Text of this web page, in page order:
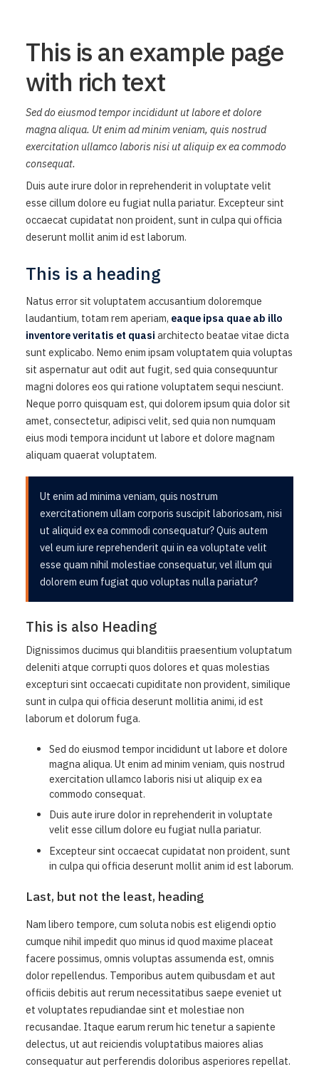
This is an example page
with rich text
Sed do eiusmod tempor incididunt ut labore et dolore
magna aliqua. Ut enim ad minim veniam, quis nostrud
exercitation ullamco laboris nisi ut aliquip ex ea commodo
consequat.
Duis aute irure dolor in reprehenderit in voluptate velit
esse cillum dolore eu fugiat nulla pariatur. Excepteur sint
occaecat cupidatat non proident, sunt in culpa qui officia
deserunt mollit anim id est laborum.
This is a heading
Natus error sit voluptatem accusantium doloremque
laudantium, totam rem aperiam, eaque ipsa quae ab illo
inventore veritatis et quasi architecto beatae vitae dicta
sunt explicabo. Nemo enim ipsam voluptatem quia voluptas
sit aspernatur aut odit aut fugit, sed quia consequuntur
magni dolores eos qui ratione voluptatem sequi nesciunt.
Neque porro quisquam est, qui dolorem ipsum quia dolor sit
amet, consectetur, adipisci velit, sed quia non numquam
eius modi tempora incidunt ut labore et dolore magnam
aliquam quaerat voluptatem.
Ut enim ad minima veniam, quis nostrum
exercitationem ullam corporis suscipit laboriosam, nisi
ut aliquid ex ea commodi consequatur? Quis autem
vel eum iure reprehenderit qui in ea voluptate velit
esse quam nihil molestiae consequatur, vel illum qui
dolorem eum fugiat quo voluptas nulla pariatur?
This is also Heading
Dignissimos ducimus qui blanditiis praesentium voluptatum
deleniti atque corrupti quos dolores et quas molestias
excepturi sint occaecati cupiditate non provident, similique
sunt in culpa qui officia deserunt mollitia animi, id est
laborum et dolorum fuga.
Sed do eiusmod tempor incididunt ut labore et dolore
magna aliqua. Ut enim ad minim veniam, quis nostrud
exercitation ullamco laboris nisi ut aliquip ex ea
commodo consequat.
Duis aute irure dolor in reprehenderit in voluptate
velit esse cillum dolore eu fugiat nulla pariatur.
Excepteur sint occaecat cupidatat non proident, sunt
in culpa qui officia deserunt mollit anim id est laborum.
Last, but not the least, heading
Nam libero tempore, cum soluta nobis est eligendi optio
cumque nihil impedit quo minus id quod maxime placeat
facere possimus, omnis voluptas assumenda est, omnis
dolor repellendus. Temporibus autem quibusdam et aut
officiis debitis aut rerum necessitatibus saepe eveniet ut
et voluptates repudiandae sint et molestiae non
recusandae. Itaque earum rerum hic tenetur a sapiente
delectus, ut aut reiciendis voluptatibus maiores alias
consequatur aut perferendis doloribus asperiores repellat.